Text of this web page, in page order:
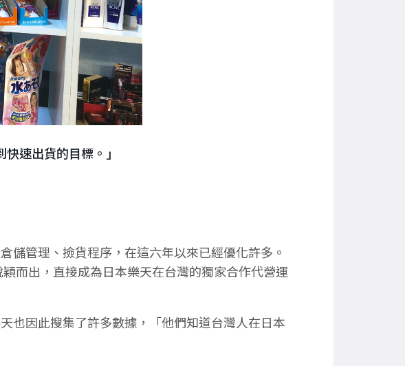
速出貨的目標。」
儲管理、撿貨程序，在這六年以來已經優化許多。
而出，直接成為日本樂天在台灣的獨家合作代營運
也因此搜集了許多數據，「他們知道台灣人在日本